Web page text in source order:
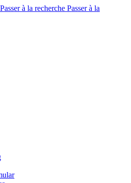
Passer à la recherche Passer à la